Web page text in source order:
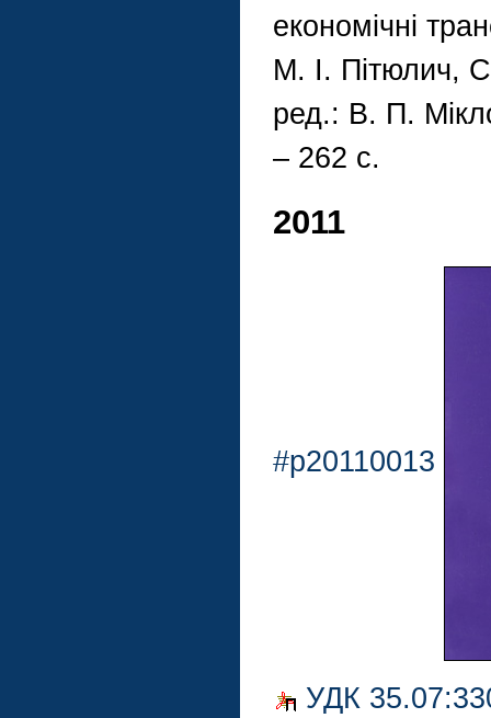
економічні
М. І. Пітюлич,
ред.: В. П.
– 262 с.
2011
#p20110013
УДК